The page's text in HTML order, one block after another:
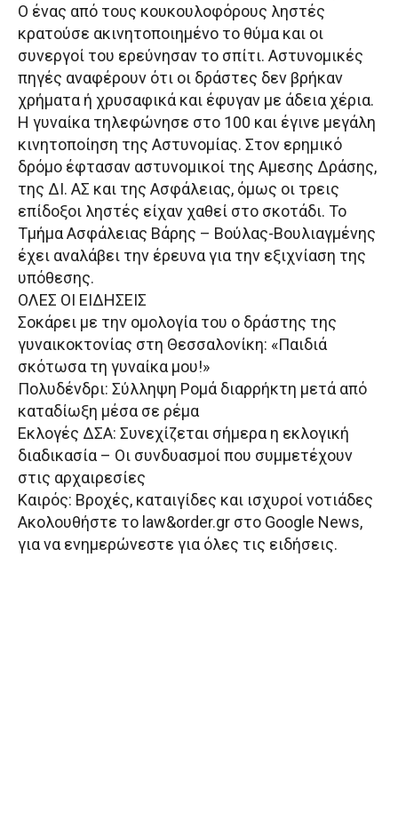
Ο ένας από τους κουκουλοφόρους ληστές
κρατούσε ακινητοποιημένο το θύμα και οι
συνεργοί του ερεύνησαν το σπίτι. Αστυνομικές
πηγές αναφέρουν ότι οι δράστες δεν βρήκαν
χρήματα ή χρυσαφικά και έφυγαν με άδεια χέρια.
Η γυναίκα τηλεφώνησε στο 100 και έγινε μεγάλη
κινητοποίηση της Αστυνομίας. Στον ερημικό
δρόμο έφτασαν αστυνομικοί της Αμεσης Δράσης,
της ΔΙ. ΑΣ και της Ασφάλειας, όμως οι τρεις
επίδοξοι ληστές είχαν χαθεί στο σκοτάδι. Το
Τμήμα Ασφάλειας Βάρης – Βούλας-Βουλιαγμένης
έχει αναλάβει την έρευνα για την εξιχνίαση της
υπόθεσης.
ΟΛΕΣ ΟΙ ΕΙΔΗΣΕΙΣ
Σοκάρει με την ομολογία του ο δράστης της
γυναικοκτονίας στη Θεσσαλονίκη: «Παιδιά
σκότωσα τη γυναίκα μου!»
Πολυδένδρι: Σύλληψη Ρομά διαρρήκτη μετά από
καταδίωξη μέσα σε ρέμα
Εκλογές ΔΣΑ: Συνεχίζεται σήμερα η εκλογική
διαδικασία – Οι συνδυασμοί που συμμετέχουν
στις αρχαιρεσίες
Καιρός: Βροχές, καταιγίδες και ισχυροί νοτιάδες
Aκολουθήστε το law&order.gr στο Google News,
για να ενημερώνεστε για όλες τις ειδήσεις.